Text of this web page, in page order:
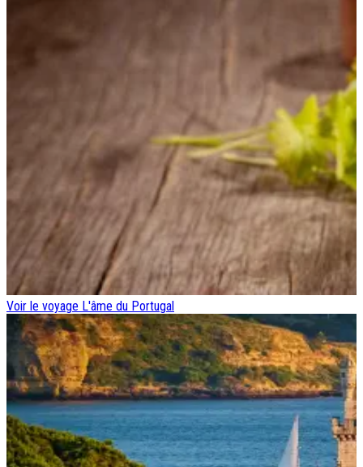
Voir le voyage L'âme du Portugal